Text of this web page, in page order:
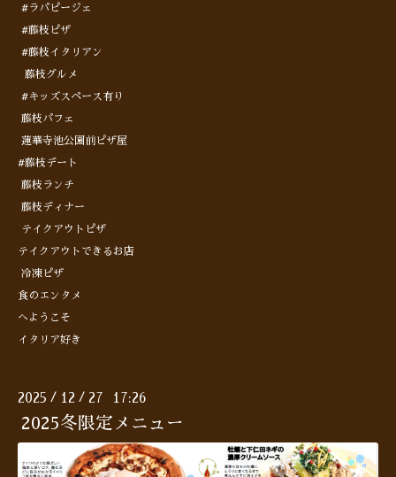
#ラパピージェ
#藤枝ピザ
#藤枝イタリアン
藤枝グルメ
#キッズスペース有り
藤枝パフェ
蓮華寺池公園前ピザ屋
#藤枝デート
藤枝ランチ
藤枝ディナー
テイクアウトピザ
テイクアウトできるお店
冷凍ピザ
食のエンタメ
へようこそ
イタリア好き
2025 / 12 / 27 17:26
2025冬限定メニュー